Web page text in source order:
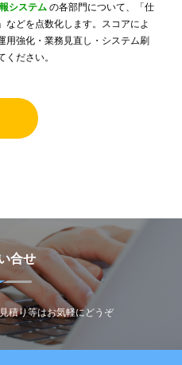
システム の各部門について、「仕
などを点数化します。スコアによ
用強化・業務見直し・システム刷
ださい。
合せ
積り等はお気軽にどうぞ